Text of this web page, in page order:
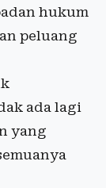
hukum
peluang
ada lagi
yang